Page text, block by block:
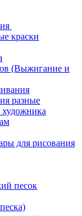
краски
(Выжигание и
разные
для рисования
песок